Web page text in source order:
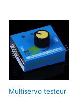
Multiservo testeur